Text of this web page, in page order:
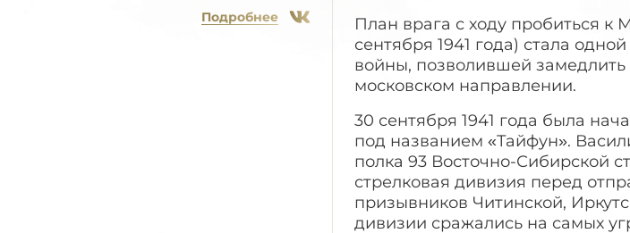
Подробнее
План врага с ходу пробиться к
сентября 1941 года) стала
войны, позволившей замедлить
московском направлении.
30 сентября 1941 года была
под названием «Тайфун».
полка 93 Восточно-Сибирской
стрелковая дивизия перед
призывников Читинской,
дивизии сражались на самых